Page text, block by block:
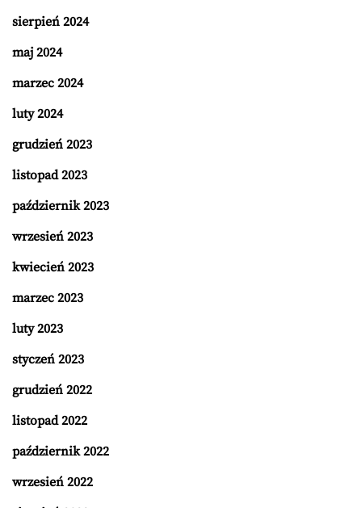
sierpień 2024
maj 2024
marzec 2024
luty 2024
grudzień 2023
listopad 2023
październik 2023
wrzesień 2023
kwiecień 2023
marzec 2023
luty 2023
styczeń 2023
grudzień 2022
listopad 2022
październik 2022
wrzesień 2022